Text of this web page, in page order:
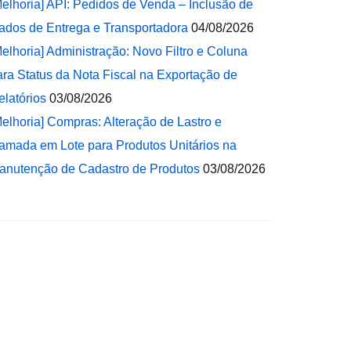
API: Pedidos de Venda – Inclusão de
de Entrega e Transportadora 04/08/2026
Administração: Novo Filtro e Coluna
Status da Nota Fiscal na Exportação de
03/08/2026
Compras: Alteração de Lastro e
em Lote para Produtos Unitários na
de Cadastro de Produtos 03/08/2026